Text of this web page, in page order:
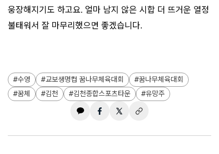
웅장해지기도 하고요. 얼마 남지 않은 시합 더 뜨거운 열정
불태워서 잘 마무리했으면 좋겠습니다.
수영 교보생명컵 꿈나무체육대회
꿈나무체육대회
꿈체
김천 김천종합스포츠타운 유망주